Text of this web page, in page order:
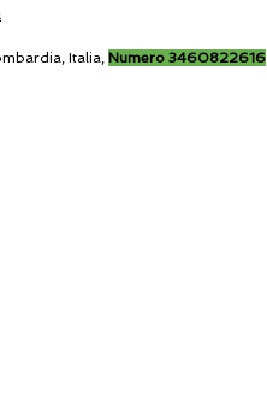
Italia, Numero 3460822616